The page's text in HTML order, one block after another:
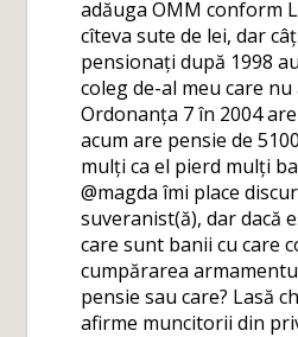
adăuga OMM conform
cîteva sute de lei, dar
pensionați după 1998
coleg de-al meu care
Ordonanța 7 în 2004
acum are pensie de
mulți ca el pierd mulți
@magda îmi place
suveranist(ă), dar dacă
care sunt banii cu care
cumpărarea
pensie sau care? Lasă
afirme muncitorii din